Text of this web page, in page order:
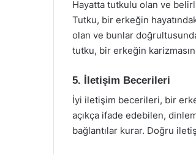
Hayatta tutkulu olan ve
Tutku, bir erkeğin
olan ve bunlar
tutku, bir erkeğin
5. İletişim Becerileri
İyi iletişim becerileri, bir
açıkça ifade edebilen,
bağlantılar kurar. Doğru